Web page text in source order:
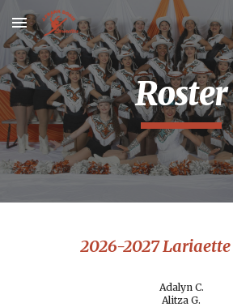
Skip to main content
Roster
2026-2027Lariaette
Adalyn C.
Alitza G.